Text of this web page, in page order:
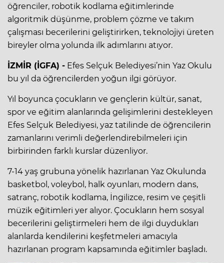
öğrenciler, robotik kodlama eğitimlerinde
algoritmik düşünme, problem çözme ve takım
çalışması becerilerini geliştirirken, teknolojiyi üreten
bireyler olma yolunda ilk adımlarını atıyor.
İZMİR (İGFA) - Efes Selçuk Belediyesi’nin Yaz Okulu
bu yıl da öğrencilerden yoğun ilgi görüyor.
Yıl boyunca çocukların ve gençlerin kültür, sanat,
spor ve eğitim alanlarında gelişimlerini destekleyen
Efes Selçuk Belediyesi, yaz tatilinde de öğrencilerin
zamanlarını verimli değerlendirebilmeleri için
birbirinden farklı kurslar düzenliyor.
7-14 yaş grubuna yönelik hazırlanan Yaz Okulunda
basketbol, voleybol, halk oyunları, modern dans,
satranç, robotik kodlama, İngilizce, resim ve çeşitli
müzik eğitimleri yer alıyor. Çocukların hem sosyal
becerilerini geliştirmeleri hem de ilgi duydukları
alanlarda kendilerini keşfetmeleri amacıyla
hazırlanan program kapsamında eğitimler başladı.